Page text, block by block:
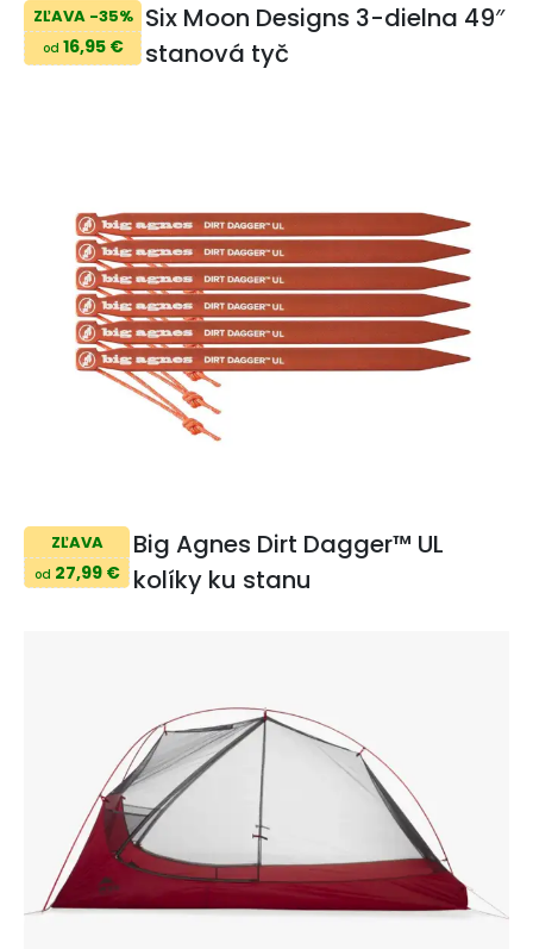
ZĽAVA -35%
od 16,95 €
Six Moon Designs 3-dielna 49″
stanová tyč
ZĽAVA
od 27,99 €
Big Agnes Dirt Dagger™ UL
kolíky ku stanu